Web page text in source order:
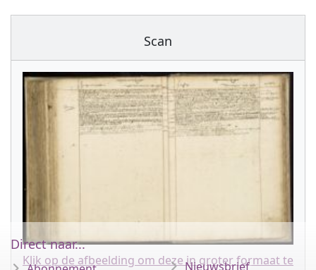
Scan
Klik op de afbeelding om deze in groter formaat te
Direct naar...
Nieuwsbrief